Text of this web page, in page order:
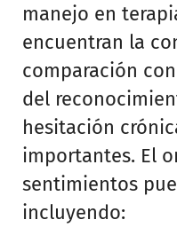
manejo en
encuentran la
comparación
del
hesitación
importantes. El
sentimientos
incluyendo: